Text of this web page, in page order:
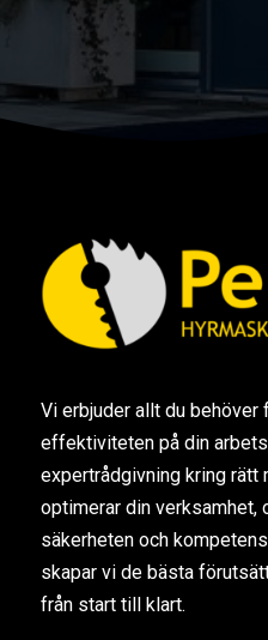
Vi erbjuder allt du behöver
effektiviteten på din
expertrådgivning kring rätt
optimerar din verksamhet,
säkerheten och
skapar vi de bästa
från start till klart.